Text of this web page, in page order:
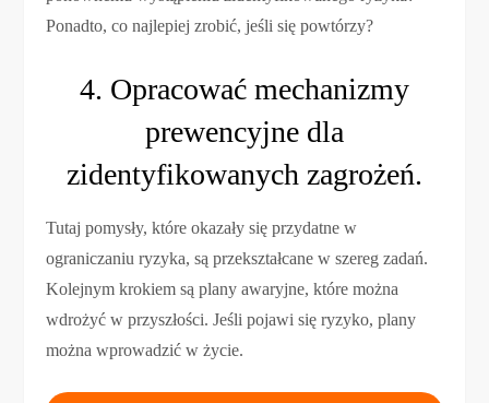
Ponadto, co najlepiej zrobić, jeśli się powtórzy?
4. Opracować mechanizmy
prewencyjne dla
zidentyfikowanych zagrożeń.
Tutaj pomysły, które okazały się przydatne w
ograniczaniu ryzyka, są przekształcane w szereg zadań.
Kolejnym krokiem są plany awaryjne, które można
wdrożyć w przyszłości. Jeśli pojawi się ryzyko, plany
można wprowadzić w życie.